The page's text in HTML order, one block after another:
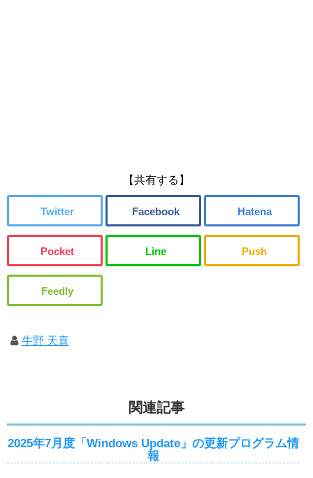
【共有する】
牛野 天喜
関連記事
2025年7月度「Windows Update」の更新プログラム情
報